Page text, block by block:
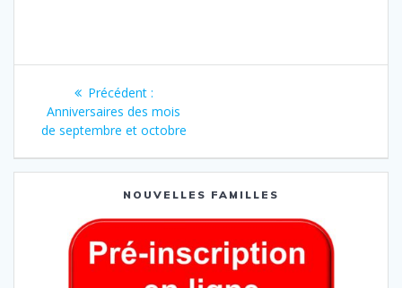
Précédent :
Anniversaires des mois
de septembre et octobre
NOUVELLES FAMILLES